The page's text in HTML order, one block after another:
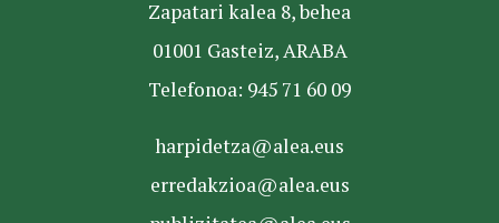
Zapatari kalea 8, behea
01001 Gasteiz, ARABA
Telefonoa: 945 71 60 09
harpidetza@alea.eus
erredakzioa@alea.eus